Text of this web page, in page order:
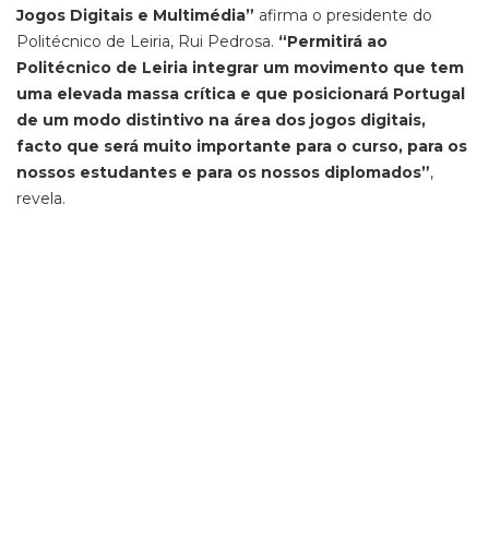
Jogos Digitais e Multimédia” afirma o presidente do
Politécnico de Leiria, Rui Pedrosa. “Permitirá ao
Politécnico de Leiria integrar um movimento que tem
uma elevada massa crítica e que posicionará Portugal
de um modo distintivo na área dos jogos digitais,
facto que será muito importante para o curso, para os
nossos estudantes e para os nossos diplomados”,
revela.